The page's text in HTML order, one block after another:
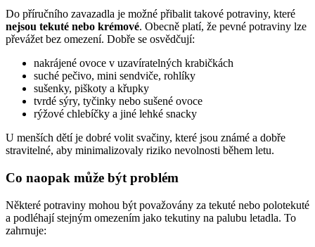
Do příručního zavazadla je možné přibalit takové potraviny, které
nejsou tekuté nebo krémové. Obecně platí, že pevné potraviny lze
převážet bez omezení. Dobře se osvědčují:
nakrájené ovoce v uzavíratelných krabičkách
suché pečivo, mini sendviče, rohlíky
sušenky, piškoty a křupky
tvrdé sýry, tyčinky nebo sušené ovoce
rýžové chlebíčky a jiné lehké snacky
U menších dětí je dobré volit svačiny, které jsou známé a dobře
stravitelné, aby minimalizovaly riziko nevolnosti během letu.
Co naopak může být problém
Některé potraviny mohou být považovány za tekuté nebo polotekuté
a podléhají stejným omezením jako tekutiny na palubu letadla. To
zahrnuje: